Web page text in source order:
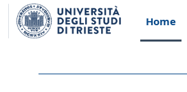
Vai al contenuto principale
Home